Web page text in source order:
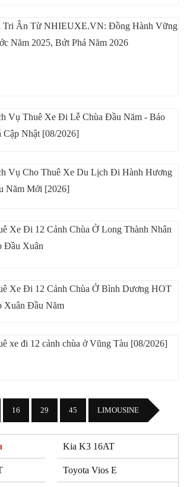
Tri Ân Từ NHIEUXE.VN: Đồng Hành Vững
Năm 2025, Bứt Phá Năm 2026
Vụ Thuê Xe Đi Lễ Chùa Đầu Năm - Báo
Cập Nhật [08/2026]
Vụ Cho Thuê Xe Du Lịch Đi Hành Hương
Năm Mới [2026]
Xe Đi 12 Cảnh Chùa Ở Long Thành Nhân
Đầu Xuân
Xe Đi 12 Cảnh Chùa Ở Bình Dương HOT
Xuân Đầu Năm
xe đi 12 cảnh chùa ở Vũng Tàu [08/2026]
16 29 45 LIMOUSINE
Kia K3 16AT
Toyota Vios E